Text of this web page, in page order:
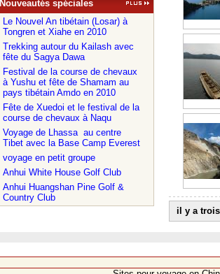
Nouveautés spéciales
Le Nouvel An tibétain (Losar) à
Tongren et Xiahe en 2010
Trekking autour du Kailash avec
fête du Sagya Dawa
Festival de la course de chevaux
à Yushu et fête de Shamam au
pays tibétain Amdo en 2010
Fête de Xuedoi et le festival de la
course de chevaux à Naqu
Voyage de Lhassa au centre
Tibet avec la Base Camp Everest
voyage en petit groupe
Anhui White House Golf Club
Anhui Huangshan Pine Golf &
Country Club
il y a